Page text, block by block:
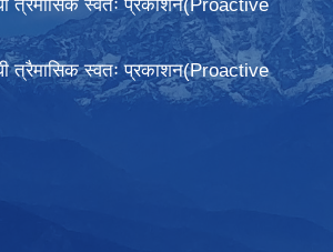
त्रैमासिक स्वतः प्रकाशन(Proactive
त्रैमासिक स्वतः प्रकाशन(Proactive